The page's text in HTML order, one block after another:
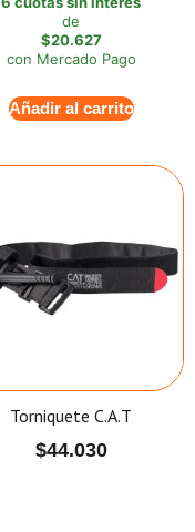
de
$20.627
con Mercado Pago
Añadir al carrito
Torniquete C.A.T
$44.030